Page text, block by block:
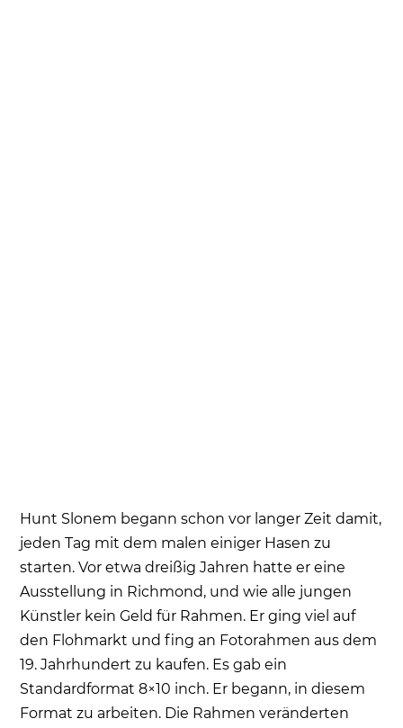
Hunt Slonem begann schon vor langer Zeit damit,
jeden Tag mit dem malen einiger Hasen zu
starten. Vor etwa dreißig Jahren hatte er eine
Ausstellung in Richmond, und wie alle jungen
Künstler kein Geld für Rahmen. Er ging viel auf
den Flohmarkt und fing an Fotorahmen aus dem
19. Jahrhundert zu kaufen. Es gab ein
Standardformat 8×10 inch. Er begann, in diesem
Format zu arbeiten. Die Rahmen veränderten